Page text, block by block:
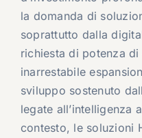
la domanda di
soprattutto dalla
richiesta di potenza
inarrestabile
sviluppo sostenuto
legate all’intelligenza
contesto, le soluzioni